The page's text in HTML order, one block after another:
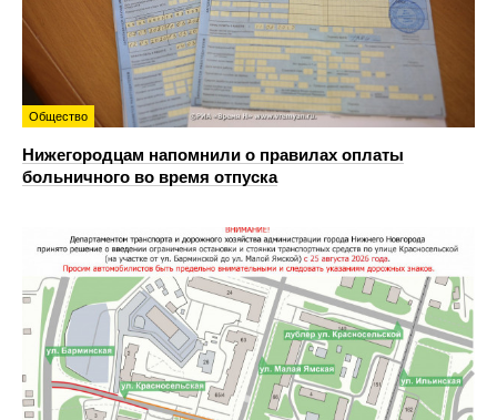
Общество
Нижегородцам напомнили о правилах оплаты
больничного во время отпуска